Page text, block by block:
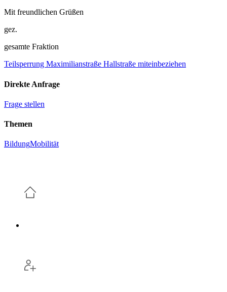
Mit freundlichen Grüßen
gez.
gesamte Fraktion
Teilsperrung Maximilianstraße Hallstraße miteinbeziehen
Direkte Anfrage
Frage stellen
Themen
BildungMobilität